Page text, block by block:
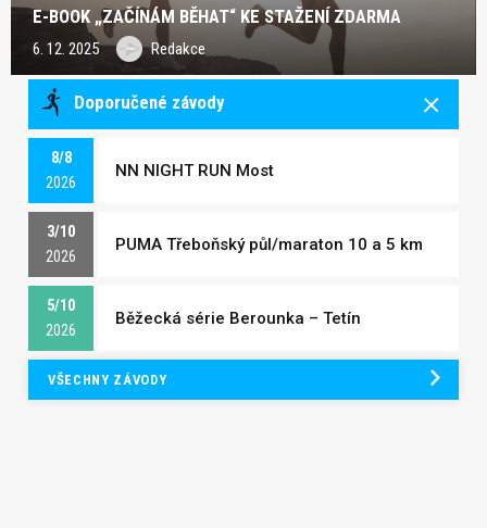
E-BOOK „ZAČÍNÁM BĚHAT“ KE STAŽENÍ ZDARMA
6. 12. 2025 Redakce
Doporučené závody
8/8
2026
NN NIGHT RUN Most
3/10
2026
PUMA Třeboňský půl/maraton 10 a 5 km
5/10
2026
Běžecká série Berounka – Tetín
VŠECHNY ZÁVODY